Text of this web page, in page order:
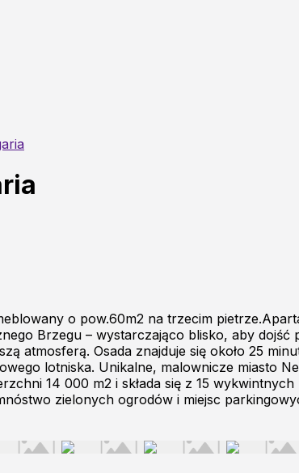
o pow.60m2 na trzecim
Brzegu – wystarczająco blisko, aby dojść
atmosferą. Osada znajduje się około 25
lotniska. Unikalne, malownicze miasto
14 000 m2 i składa się z 15
zielonych ogrodów i miejsc